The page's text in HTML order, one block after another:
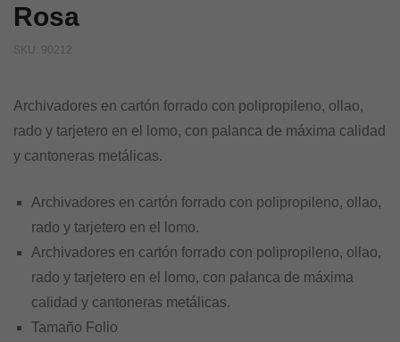
Rosa
SKU: 90212
Archivadores en cartón forrado con polipropileno, ollao,
rado y tarjetero en el lomo, con palanca de máxima calidad
y cantoneras metálicas.
Archivadores en cartón forrado con polipropileno, ollao,
rado y tarjetero en el lomo.
Archivadores en cartón forrado con polipropileno, ollao,
rado y tarjetero en el lomo, con palanca de máxima
calidad y cantoneras metálicas.
Tamaño Folio